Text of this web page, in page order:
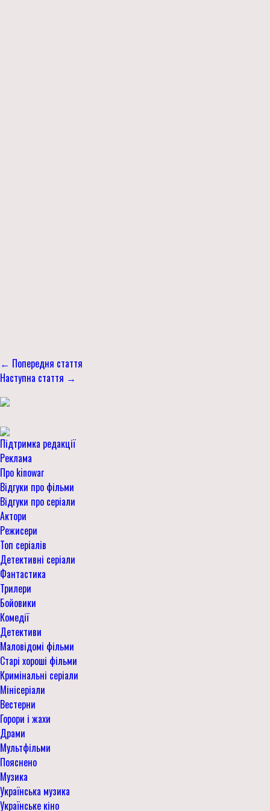
← Попередня стаття
Наступна стаття →
Підтримка редакції
Реклама
Про kinowar
Відгуки про фільми
Відгуки про серіали
Актори
Режисери
Топ серіалів
Детективні серіали
Фантастика
Трилери
Бойовики
Комедії
Детективи
Маловідомі фільми
Старі хороші фільми
Кримінальні серіали
Мінісеріали
Вестерни
Горори і жахи
Драми
Мультфільми
Пояснено
Музика
Українська музика
Українське кіно